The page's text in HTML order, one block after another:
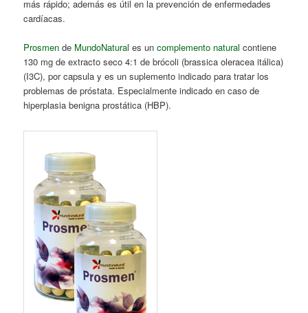
más rápido; además es útil en la prevención de enfermedades
cardíacas.
Prosmen de MundoNaturales un complemento naturalcontiene
130 mg de extracto seco 4:1 de brócoli (brassica oleracea itálica)
(I3C), por capsula y es un suplemento indicado para tratar los
problemas de próstata. Especialmente indicado en caso de
hiperplasia benigna prostática (HBP).